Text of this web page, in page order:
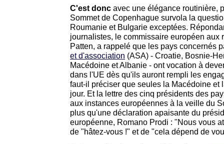
C'est donc avec une élégance routinière,
Sommet de Copenhague survola la
Roumanie et Bulgarie exceptées.
journalistes, le commissaire européen aux
Patten, a rappelé que les pays concernés
et d'association (ASA) - Croatie, Bosnie-
Macédoine et Albanie - ont vocation à
dans l'UE dès qu'ils auront rempli les
faut-il préciser que seules la Macédoine et
jour. Et la lettre des cinq présidents des
aux instances européennes à la veille du
plus qu'une déclaration apaisante du
européenne, Romano Prodi : "Nous vous
de "hâtez-vous !" et de "cela dépend de